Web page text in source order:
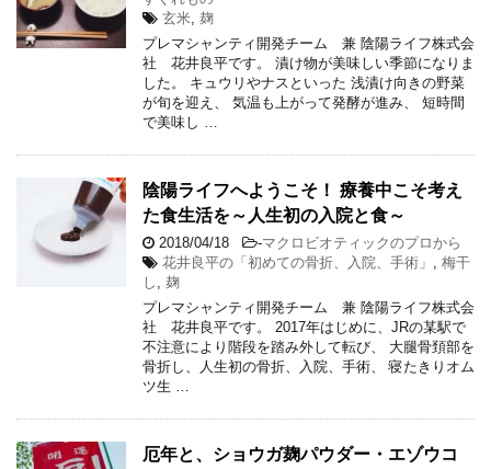
玄米, 麹
プレマシャンティ開発チーム 兼 陰陽ライフ株式会
社 花井良平です。 漬け物が美味しい季節になりま
した。 キュウリやナスといった 浅漬け向きの野菜
が旬を迎え、 気温も上がって発酵が進み、 短時間
で美味し …
陰陽ライフへようこそ！ 療養中こそ考え
た食生活を～人生初の入院と食～
2018/04/18 -マクロビオティックのプロから
花井良平の「初めての骨折、入院、手術」 , 梅干
し , 麹
プレマシャンティ開発チーム 兼 陰陽ライフ株式会
社 花井良平です。 2017年はじめに、JRの某駅で
不注意により階段を踏み外して転び、 大腿骨頚部を
骨折し、人生初の骨折、入院、手術、 寝たきりオム
ツ生 …
厄年と、ショウガ麹パウダー・エゾウコ